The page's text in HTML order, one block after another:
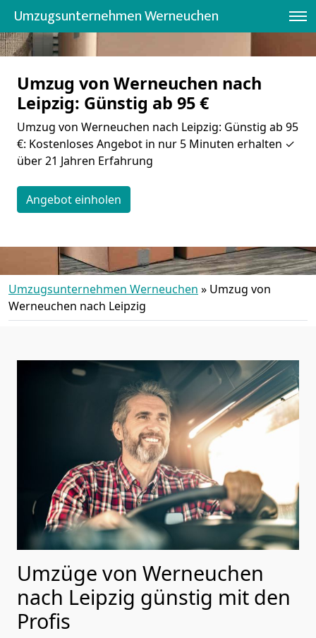
Umzugsunternehmen Werneuchen
Umzug von Werneuchen nach
Leipzig: Günstig ab 95 €
Umzug von Werneuchen nach Leipzig: Günstig ab 95
€: Kostenloses Angebot in nur 5 Minuten erhalten ✓
über 21 Jahren Erfahrung
Angebot einholen
Umzugsunternehmen Werneuchen » Umzug von
Werneuchen nach Leipzig
Umzüge von Werneuchen
nach Leipzig günstig mit den
Profis